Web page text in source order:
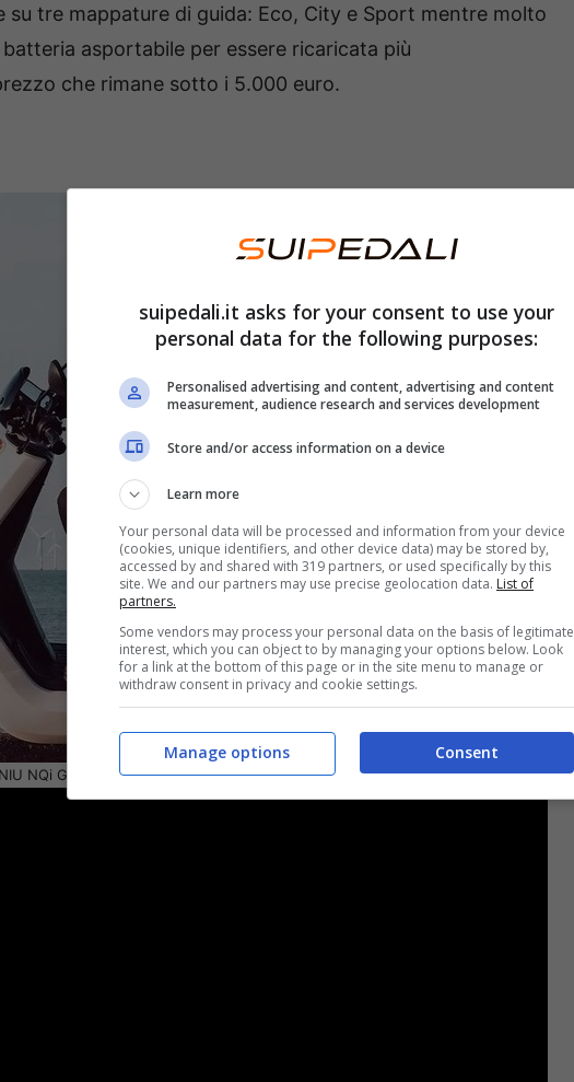
su tre mappature di guida: Eco, City e Sport mentre molto
asportabile per essere ricaricata più
che rimane sotto i 5.000 euro.
NIU NQi GTS – Foto credits Facebook NIU
suipedali.it asks for your consent to use your
personal data for the following purposes:
Personalised advertising and content, advertising and content
measurement, audience research and services development
Store and/or access information on a device
Learn more
Your personal data will be processed and information from your device
(cookies, unique identifiers, and other device data) may be stored by,
accessed by and shared with 319 partners, or used specifically by this
site. We and our partners may use precise geolocation data. List of
partners.
Some vendors may process your personal data on the basis of legitimate
interest, which you can object to by managing your options below. Look
for a link at the bottom of this page or in the site menu to manage or
withdraw consent in privacy and cookie settings.
Consent
Manage options